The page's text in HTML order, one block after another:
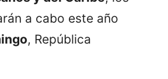
a cabo este año
, República